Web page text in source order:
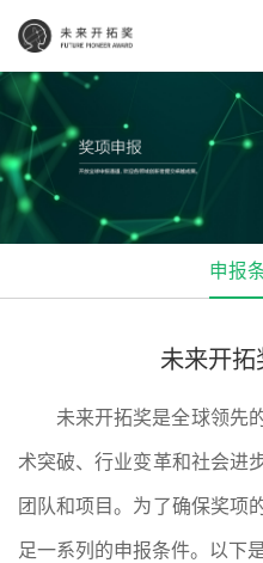
申报
未来开拓
未来开拓奖是全球领先
术突破、行业变革和社会进
团队和项目。为了确保奖项
足一系列的申报条件。以下